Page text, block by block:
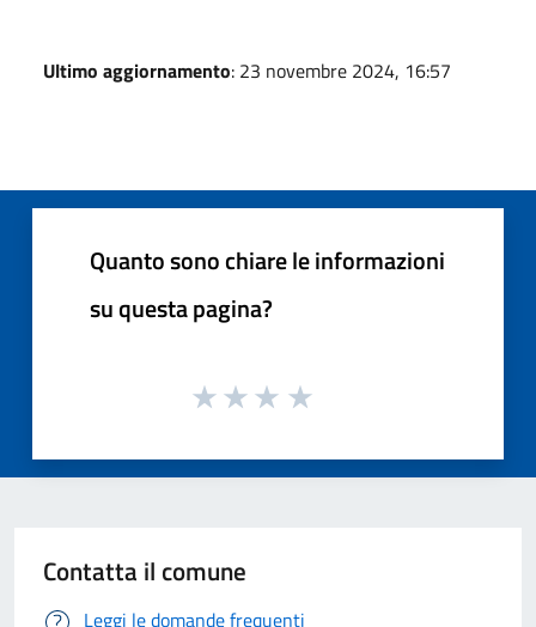
Ultimo aggiornamento: 23 novembre 2024, 16:57
Quanto sono chiare le informazioni
su questa pagina?
Contatta il comune
Leggi le domande frequenti